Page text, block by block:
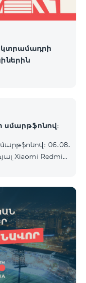
կտրամադրի
սմարթֆոնով։
06․08․
Xiaomi Redmi
փաթեթ` 1-ին
է ձեռք բերել
դրամից։
վճարը։